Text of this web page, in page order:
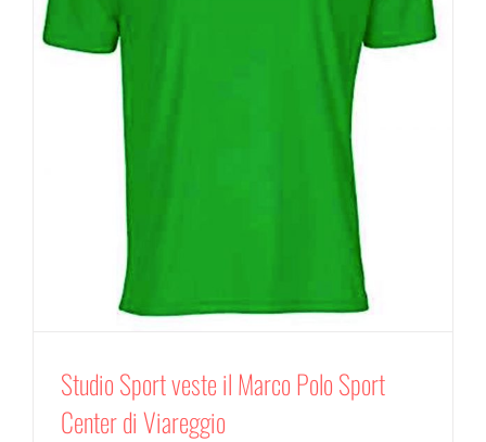
Studio Sport veste il Marco Polo Sport
Center di Viareggio